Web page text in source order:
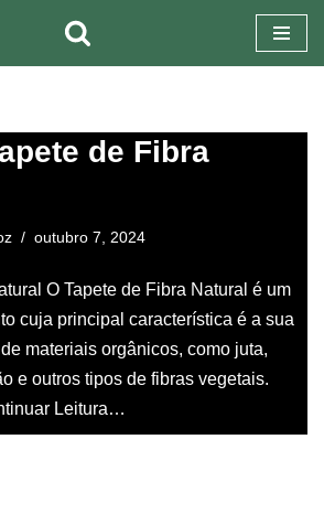
de Fibra
outubro 7, 2024
O Tapete de Fibra Natural é um
cuja principal característica é a sua
materiais orgânicos, como juta,
e outros tipos de fibras vegetais.
Leitura…